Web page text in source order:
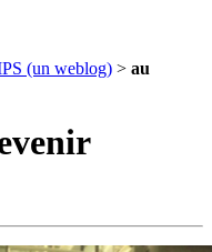
(un weblog) > au